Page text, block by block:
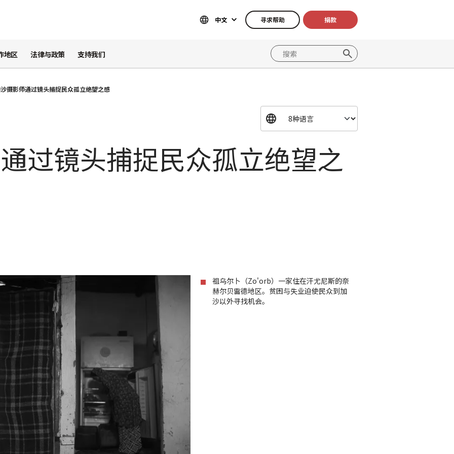
中文 寻求帮助 捐款
地区 法律与政策 支持我们
摄影师通过镜头捕捉民众孤立绝望之感
过镜头捕捉民众孤立绝望之
祖乌尔卜（Zo'orb）一家住在汗尤尼斯的奈
赫尔贝雷德地区。贫困与失业迫使民众到加
沙以外寻找机会。